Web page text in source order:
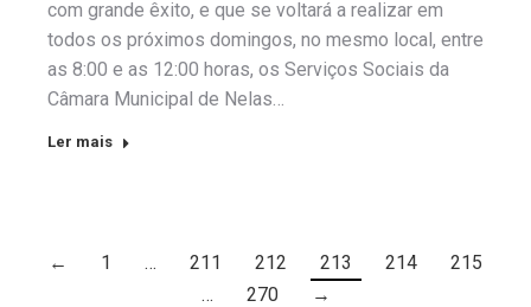
com grande êxito, e que se voltará a realizar em
todos os próximos domingos, no mesmo local, entre
as 8:00 e as 12:00 horas, os Serviços Sociais da
Câmara Municipal de Nelas…
Ler mais
← 1 … 211 212 213 214
215
…
270 →